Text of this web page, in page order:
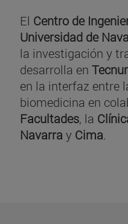
El Centro de
Universidad de
la investigación y
desarrolla en
en la interfaz entre
biomedicina en
Facultades, la
Navarra y Cima.